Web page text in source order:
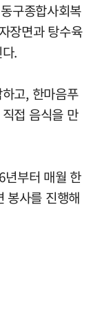
구종합사회복
장면과 탕수육
.
고, 한마음푸
접 음식을 만
부터 매월 한
봉사를 진행해